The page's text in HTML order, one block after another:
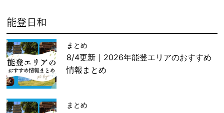
能登日和
まとめ
8/4更新｜2026年能登エリアのおすすめ
情報まとめ
まとめ